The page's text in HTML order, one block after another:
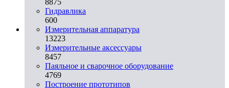
Гидравлика
600
Измерительная аппаратура
13223
Измерительные аксессуары
8457
Паяльное и сварочное оборудование
4769
Построение прототипов